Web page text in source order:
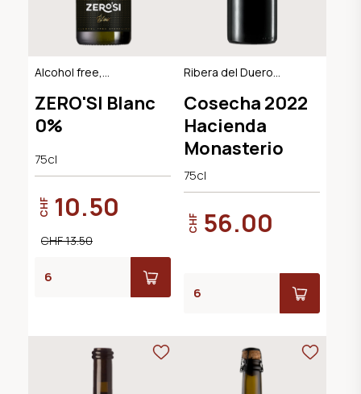
Alcohol free,
ZERO'SI Blanc
0%
75cl
CHF 10.50
CHF 13.50
Ribera del Duero
Cosecha 2022
Hacienda
Monasterio
75cl
CHF 56.00